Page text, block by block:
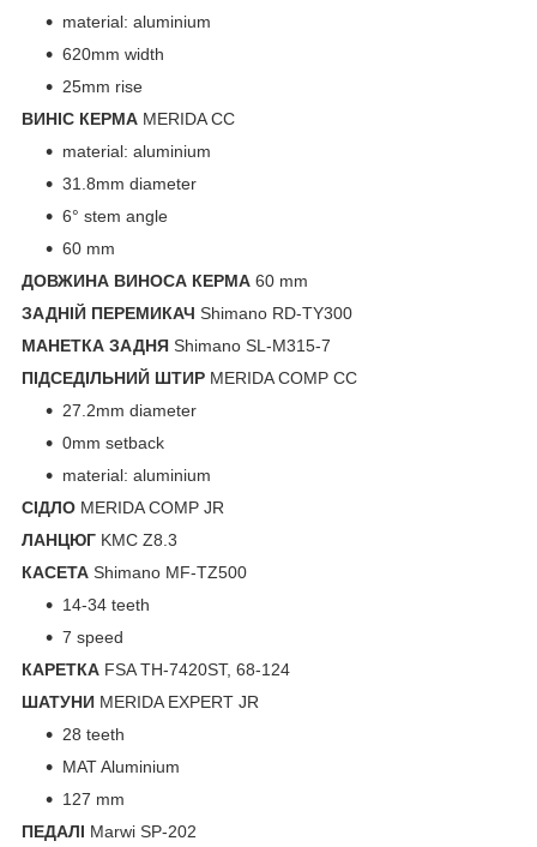
material: aluminium
620mm width
25mm rise
ВИНІС КЕРМА MERIDA CC
material: aluminium
31.8mm diameter
6° stem angle
60 mm
ДОВЖИНА ВИНОСА КЕРМА 60 mm
ЗАДНІЙ ПЕРЕМИКАЧ Shimano RD-TY300
МАНЕТКА ЗАДНЯ Shimano SL-M315-7
ПІДСЕДІЛЬНИЙ ШТИР MERIDA COMP CC
27.2mm diameter
0mm setback
material: aluminium
СІДЛО MERIDA COMP JR
ЛАНЦЮГ KMC Z8.3
КАСЕТА Shimano MF-TZ500
14-34 teeth
7 speed
КАРЕТКА FSA TH-7420ST, 68-124
ШАТУНИ MERIDA EXPERT JR
28 teeth
MAT Aluminium
127 mm
ПЕДАЛІ Marwi SP-202